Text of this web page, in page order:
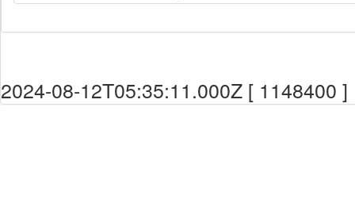
2024-08-12T05:35:11.000Z [ 1148400 ]